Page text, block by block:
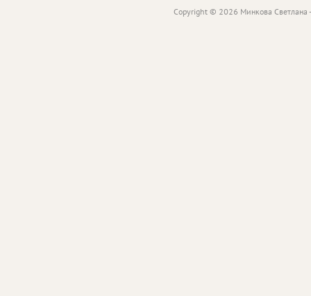
Copyright © 2026 Минкова Светлана